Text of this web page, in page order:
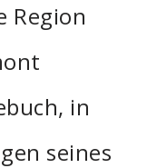
Region
in
seines